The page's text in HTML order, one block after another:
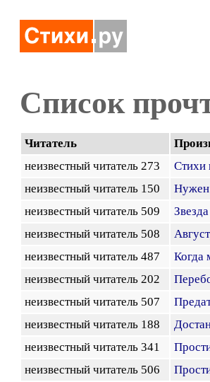
Список
Читатель
неизвестный читатель 273
Стихи
неизвестный читатель 150
неизвестный читатель 509
неизвестный читатель 508
неизвестный читатель 487
Когда
неизвестный читатель 202
неизвестный читатель 507
неизвестный читатель 188
неизвестный читатель 341
неизвестный читатель 506